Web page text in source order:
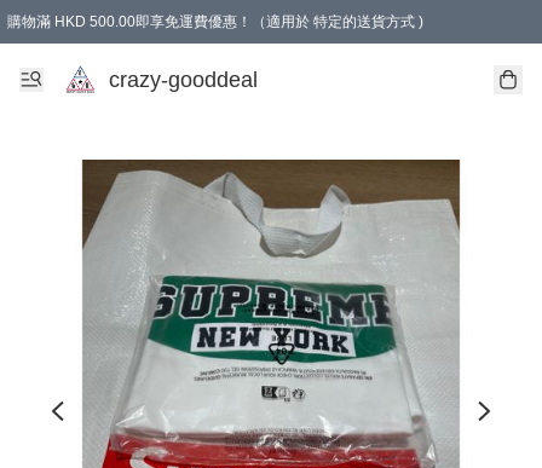
購物滿 HKD 500.00即享免運費優惠！（適用於 特定的送貨方式 )
成為會員可享免費禮品
crazy-gooddeal